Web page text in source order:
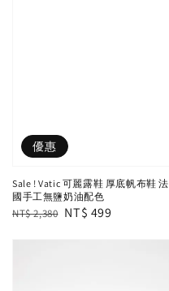
優惠
Sale ! Vatic 可麗露鞋 厚底帆布鞋 法
國手工無鹽奶油配色
Regular
NT$ 2,380 Sale
NT$ 499